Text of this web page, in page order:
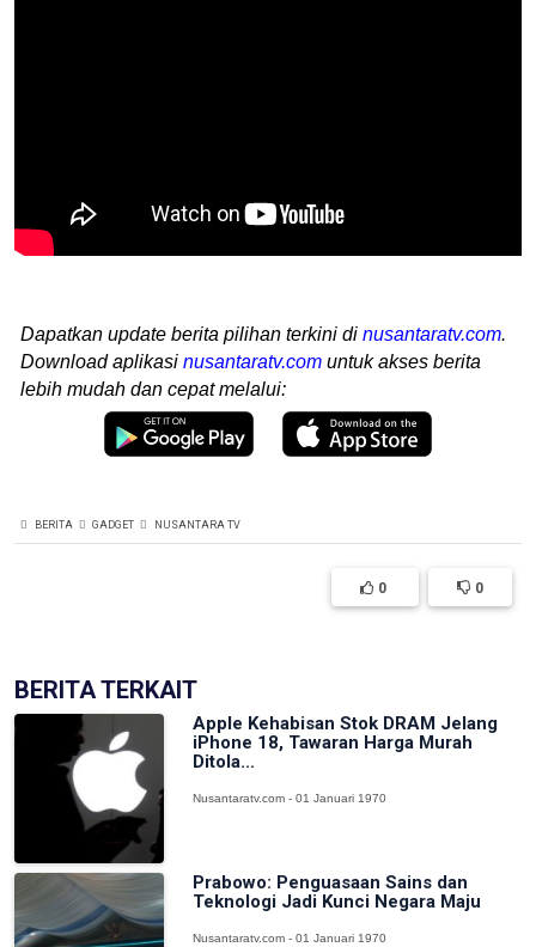
Dapatkan update berita pilihan terkini di nusantaratv.com.
Download aplikasi nusantaratv.com untuk akses berita
lebih mudah dan cepat melalui:
BERITA GADGET NUSANTARA TV
0 0
BERITA TERKAIT
Apple Kehabisan Stok DRAM Jelang
iPhone 18, Tawaran Harga Murah
Ditola...
Nusantaratv.com - 01 Januari 1970
Prabowo: Penguasaan Sains dan
Teknologi Jadi Kunci Negara Maju
Nusantaratv.com - 01 Januari 1970